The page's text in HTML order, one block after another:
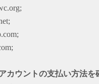
カウントの支払い方法